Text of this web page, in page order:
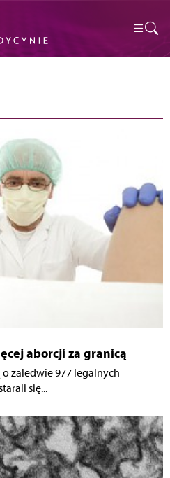
aborcji za granicą
zaledwie 977 legalnych
się...